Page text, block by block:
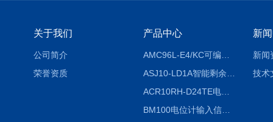
关于我们
公司简介
荣誉资质
产品中心
ACR10RH-D24TE电力仪表外置开口式互感器
BM100电位计输入信号隔离器
新
新闻
技术